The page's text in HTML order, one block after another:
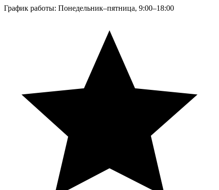
График работы: Понедельник–пятница, 9:00–18:00